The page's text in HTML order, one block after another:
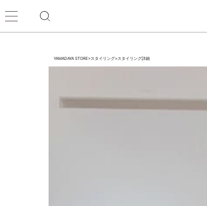
YAMADAYA STORE>スタイリング>スタイリング詳細